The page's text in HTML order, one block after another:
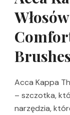
Acca Kappa
– szczotka,
narzędzia,